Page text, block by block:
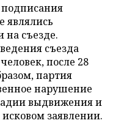
являлись
съезде.
съезда
после 28
партия
нарушение
выдвижения и
исковом заявлении.